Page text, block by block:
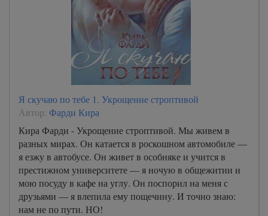
Я скучаю по тебе 1. Укрощение строптивой
Автор: Фарди Кира
Кира Фарди - Укрощение строптивой. Мы живем в
разных мирах. Он катается в роскошном автомобиле —
я езжу в автобусе. Он живет в особняке и учится в
престижном университете — я ночую в общежитии и
мою посуду в кафе на углу. Он поспорил на меня с
друзьями — я влепила ему пощечину. И точно знаю:
нам не по пути. НО!